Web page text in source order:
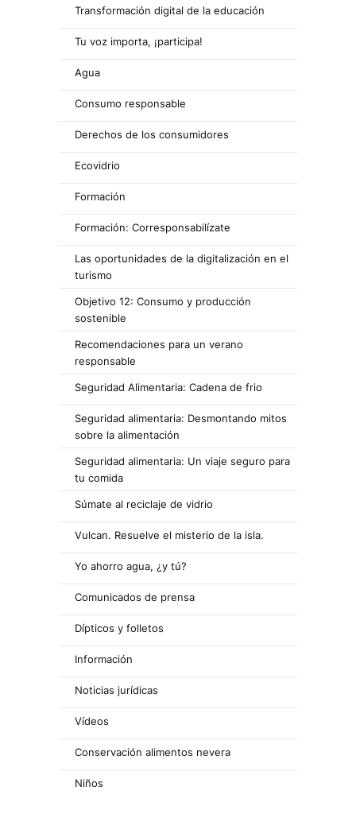
Transformación digital de la educación
Tu voz importa, ¡participa!
Agua
Consumo responsable
Derechos de los consumidores
Ecovidrio
Formación
Formación: Corresponsabilízate
Las oportunidades de la digitalización en el
turismo
Objetivo 12: Consumo y producción
sostenible
Recomendaciones para un verano
responsable
Seguridad Alimentaria: Cadena de frio
Seguridad alimentaria: Desmontando mitos
sobre la alimentación
Seguridad alimentaria: Un viaje seguro para
tu comida
Súmate al reciclaje de vidrio
Vulcan. Resuelve el misterio de la isla.
Yo ahorro agua, ¿y tú?
Comunicados de prensa
Dípticos y folletos
Información
Noticias jurídicas
Vídeos
Conservación alimentos nevera
Niños